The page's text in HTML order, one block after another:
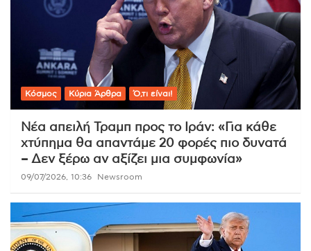
Κόσμος Κύρια Άρθρα Ό,τι είναι!
Νέα απειλή Τραμπ προς το Ιράν: «Για κάθε
χτύπημα θα απαντάμε 20 φορές πιο δυνατά
– Δεν ξέρω αν αξίζει μια συμφωνία»
09/07/2026, 10:36 Newsroom